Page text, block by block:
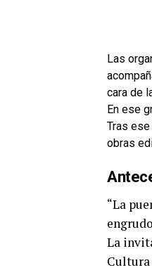
Las
cara de
En ese
Tras
obras
“La
La
Cultura